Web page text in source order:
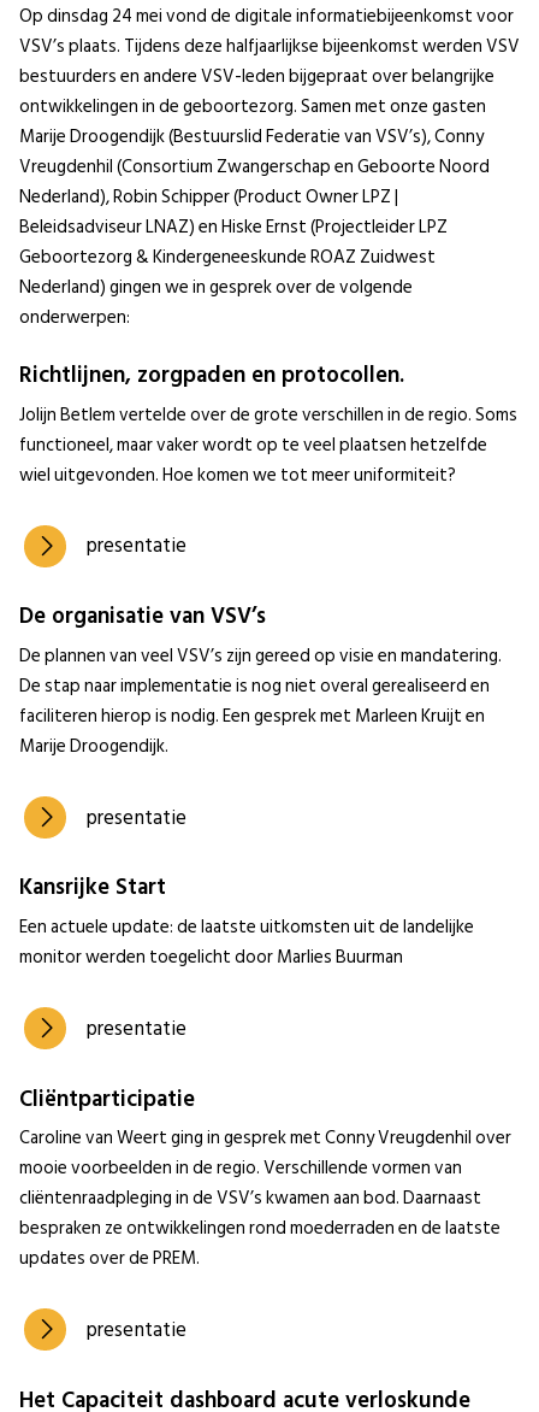
Op dinsdag 24 mei vond de digitale informatiebijeenkomst voor
VSV’s plaats. Tijdens deze halfjaarlijkse bijeenkomst werden VSV
bestuurders en andere VSV-leden bijgepraat over belangrijke
ontwikkelingen in de geboortezorg. Samen met onze gasten
Marije Droogendijk (Bestuurslid Federatie van VSV’s), Conny
Vreugdenhil (Consortium Zwangerschap en Geboorte Noord
Nederland), Robin Schipper (Product Owner LPZ |
Beleidsadviseur LNAZ) en Hiske Ernst (Projectleider LPZ
Geboortezorg & Kindergeneeskunde ROAZ Zuidwest
Nederland) gingen we in gesprek over de volgende
onderwerpen:
Richtlijnen, zorgpaden en protocollen.
Jolijn Betlem vertelde over de grote verschillen in de regio. Soms
functioneel, maar vaker wordt op te veel plaatsen hetzelfde
wiel uitgevonden. Hoe komen we tot meer uniformiteit?
presentatie
De organisatie van VSV’s
De plannen van veel VSV’s zijn gereed op visie en mandatering.
De stap naar implementatie is nog niet overal gerealiseerd en
faciliteren hierop is nodig. Een gesprek met Marleen Kruijt en
Marije Droogendijk.
presentatie
Kansrijke Start
Een actuele update: de laatste uitkomsten uit de landelijke
monitor werden toegelicht door Marlies Buurman
presentatie
Cliëntparticipatie
Caroline van Weert ging in gesprek met Conny Vreugdenhil over
mooie voorbeelden in de regio. Verschillende vormen van
cliëntenraadpleging in de VSV’s kwamen aan bod. Daarnaast
bespraken ze ontwikkelingen rond moederraden en de laatste
updates over de PREM.
presentatie
Het Capaciteit dashboard acute verloskunde